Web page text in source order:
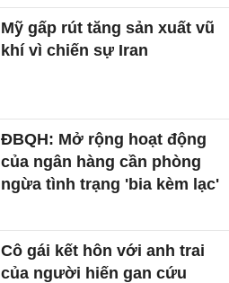
Mỹ gấp rút tăng sản xuất vũ
khí vì chiến sự Iran
ĐBQH: Mở rộng hoạt động
của ngân hàng cần phòng
ngừa tình trạng 'bia kèm lạc'
Cô gái kết hôn với anh trai
của người hiến gan cứu